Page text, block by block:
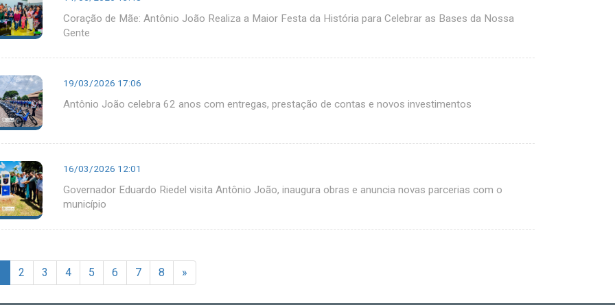
Coração de Mãe: Antônio João Realiza a Maior Festa da História para Celebrar as Bases da Nossa
Gente
19/03/2026 17:06
Antônio João celebra 62 anos com entregas, prestação de contas e novos investimentos
16/03/2026 12:01
Governador Eduardo Riedel visita Antônio João, inaugura obras e anuncia novas parcerias com o
município
2 3 4 5 6 7 8 »